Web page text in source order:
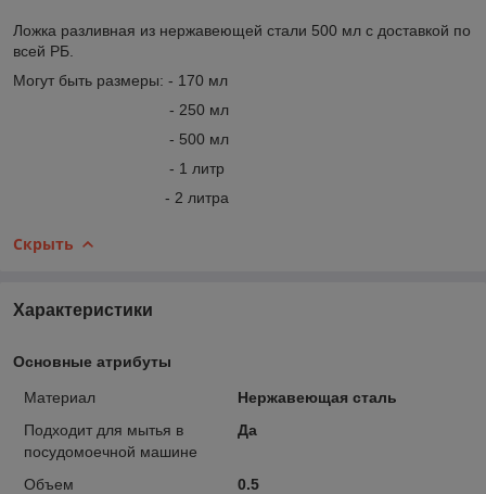
Ложка разливная из нержавеющей стали 500 мл с доставкой по
всей РБ.
Могут быть размеры: - 170 мл
- 250 мл
- 500 мл
- 1 литр
- 2 литра
Скрыть
Характеристики
Основные атрибуты
Материал
Нержавеющая сталь
Подходит для мытья в
посудомоечной машине
Да
Объем
0.5